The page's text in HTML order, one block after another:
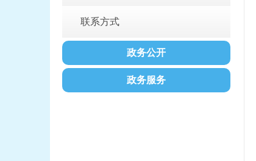
联系方式
政务公开
政务服务